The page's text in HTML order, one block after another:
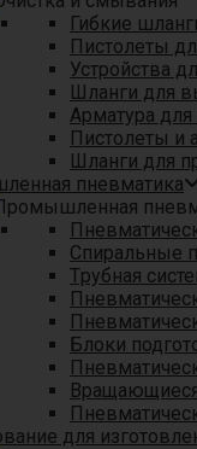
Гибкие
Пистолеты
Устройства
Шланги для
Арматура
Пистолеты и
Шланги для
пневматика
Спиральные
Tрубная
Блоки
для